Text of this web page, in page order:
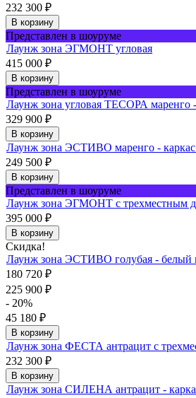
232 300 ₽
В корзину
Представлен в шоуруме
Лаунж зона ЭГМОНТ угловая
415 000 ₽
В корзину
Представлен в шоуруме
Лаунж зона угловая ТЕСОРА маренго -
329 900 ₽
В корзину
Лаунж зона ЭСТИВО маренго - каркас
249 500 ₽
В корзину
Представлен в шоуруме
Лаунж зона ЭГМОНТ с трехместным
395 000 ₽
В корзину
Скидка!
Лаунж зона ЭСТИВО голубая - белый
180 720 ₽
225 900 ₽
- 20%
45 180 ₽
В корзину
Лаунж зона ФЕСТА антрацит с
232 300 ₽
В корзину
Лаунж зона СИЛЕНА антрацит -